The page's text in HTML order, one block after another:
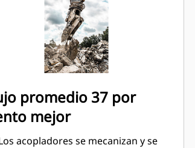
promedio 37 por
mejor
acopladores se mecanizan y se